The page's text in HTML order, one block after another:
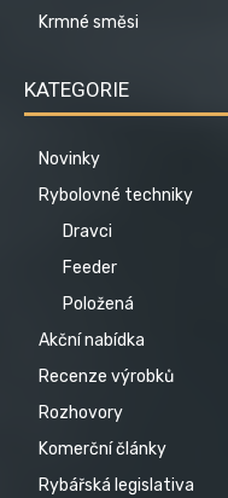
Krmné směsi
KATEGORIE
Novinky
Rybolovné techniky
Dravci
Feeder
Položená
Akční nabídka
Recenze výrobků
Rozhovory
Komerční články
Rybářská legislativa